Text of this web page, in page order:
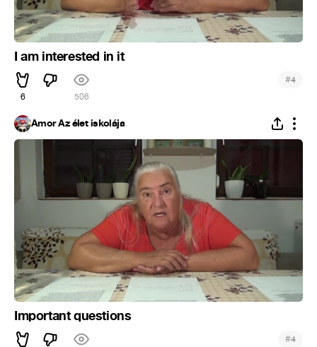
I am interested in it
6 506
#4
Ámor Az élet iskolája
Important questions
#4